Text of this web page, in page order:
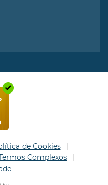
de Cookies
Complexos